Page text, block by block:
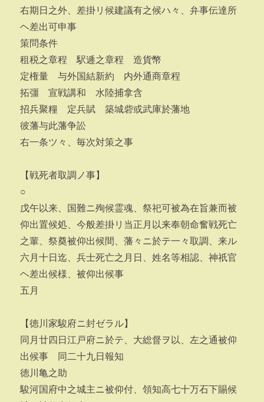
右期日之外、差掛リ候建議有之候ハ々、弁事伝達所
ヘ差出可申事
策問条件
租税之章程 駅逓之章程 造貨幣
定権量 与外国結新約 内外通商章程
拓彊 宣戦講和 水陸捕拿含
招兵聚糧 定兵賦 築城砦或武庫於藩地
彼藩与此藩争訟
右一条ツ々、毎次対策之事
【戦死者取調ノ事】
○
戊午以来、国難ニ殉候霊魂、祭祀可被為在旨兼而被
仰出置候処、今般差掛リ当正月以来奉朝命奮戦死亡
之輩、祭奠被仰出候間、藩々ニ於テ一々取調、来ル
六月十日迄、兵士死亡之月日、姓名等相認、神祇官
ヘ差出候様、被仰出候事
五月
【徳川家駿府ニ封ゼラル】
同月廿四日江戸府ニ於テ、大総督ヲ以、左之通被仰
出候事 同二十九日報知
徳川亀之助
駿河国府中之城主ニ被仰付、領知高七十万石下賜候